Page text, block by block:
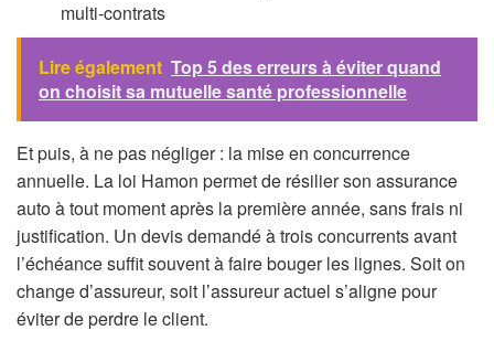
multi-contrats
Lire également Top 5 des erreurs à éviter quand
on choisit sa mutuelle santé professionnelle
Et puis, à ne pas négliger : la mise en concurrence
annuelle. La loi Hamon permet de résilier son assurance
auto à tout moment après la première année, sans frais ni
justification. Un devis demandé à trois concurrents avant
l’échéance suffit souvent à faire bouger les lignes. Soit on
change d’assureur, soit l’assureur actuel s’aligne pour
éviter de perdre le client.